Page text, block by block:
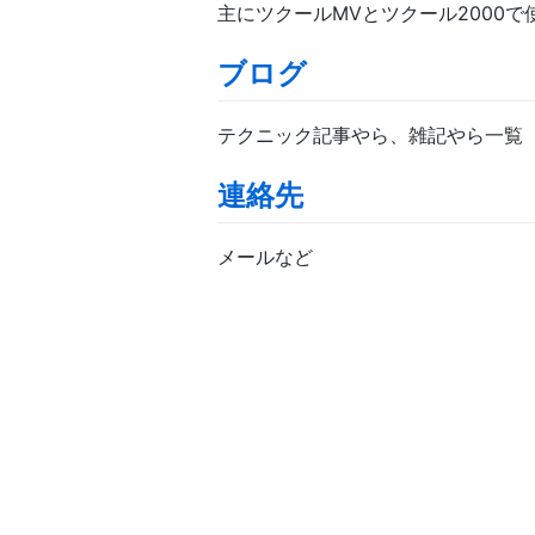
主にツクールMVとツクール2000で
ブログ
テクニック記事やら、雑記やら一覧
連絡先
メールなど